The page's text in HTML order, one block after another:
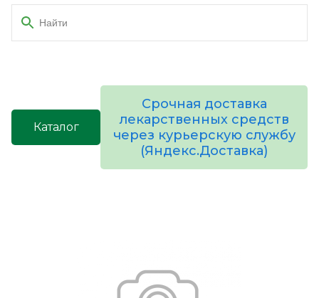
Каталог
Срочная доставка
лекарственных средств
через курьерскую службу
(Яндекс.Доставка)